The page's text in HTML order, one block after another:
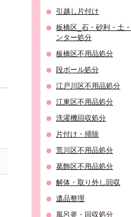
引越し片付け
板橋区_石・砂利・土
ンター処分
板橋区不用品処分
段ボール処分
江戸川区不用品処分
江東区不用品処分
洗濯機回収処分
片付け・掃除
荒川区不用品処分
葛飾区不用品処分
解体・取り外し回収
遺品整理
風呂釜・回収処分